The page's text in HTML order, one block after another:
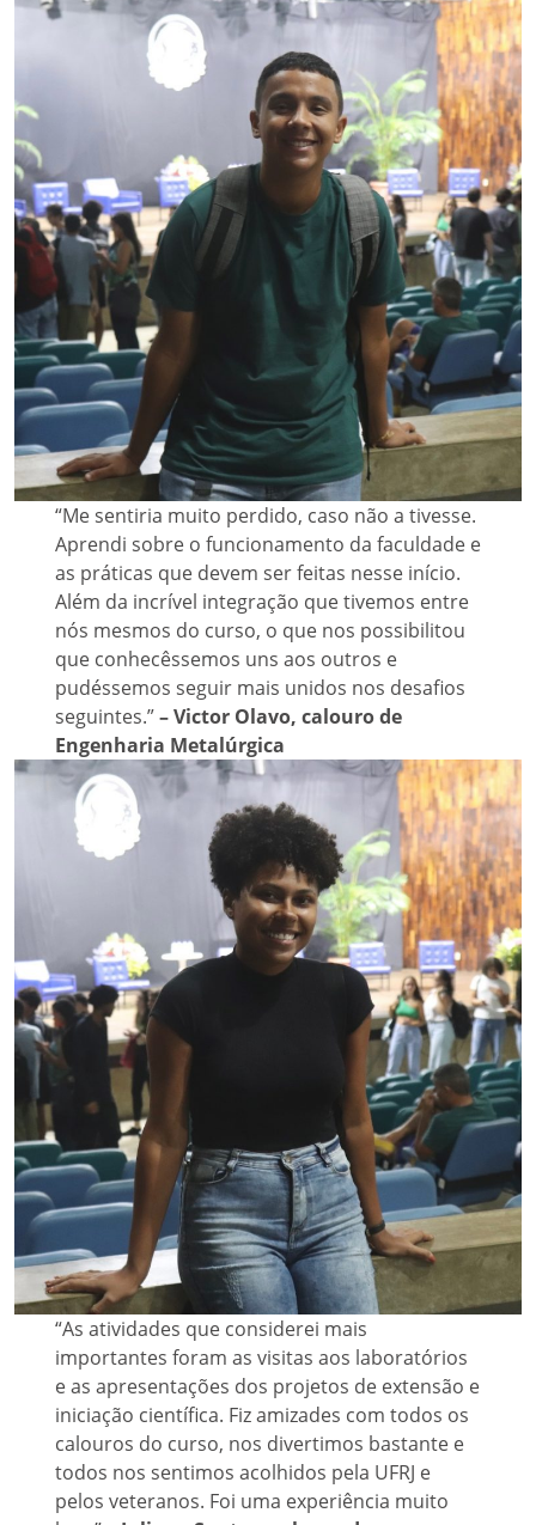
“Me sentiria muito perdido, caso não a tivesse.
Aprendi sobre o funcionamento da faculdade e
as práticas que devem ser feitas nesse início.
Além da incrível integração que tivemos entre
nós mesmos do curso, o que nos possibilitou
que conhecêssemos uns aos outros e
pudéssemos seguir mais unidos nos desafios
seguintes.”– Victor Olavo, calouro de
Engenharia Metalúrgica
“As atividades que considerei mais
importantes foram as visitas aos laboratórios
e as apresentações dos projetos de extensão e
iniciação científica. Fiz amizades com todos os
calouros do curso, nos divertimos bastante e
todos nos sentimos acolhidos pela UFRJ e
pelos veteranos. Foi uma experiência muito